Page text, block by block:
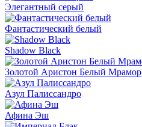
Элегантный серый
Фантастический белый
Shadow Black
Золотой Аристон Белый Мрамор
Азул Палиссандро
Афина Эш